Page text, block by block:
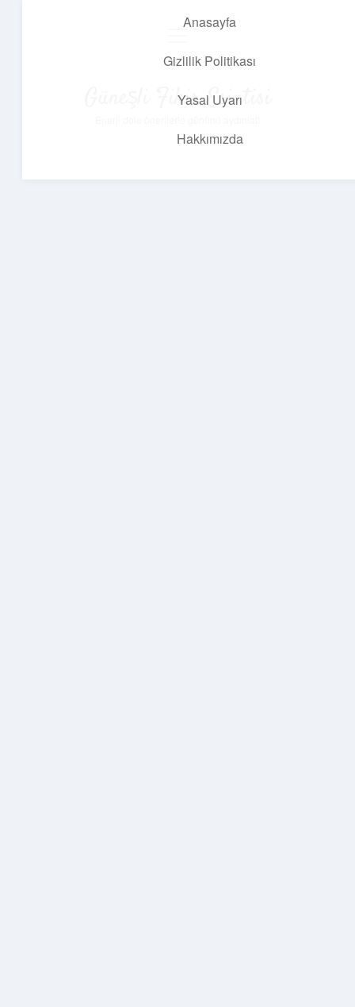
Anasayfa
Gizlilik Politikası
Yasal Uyarı
Hakkımızda
Güneşli Fikir Esintisi